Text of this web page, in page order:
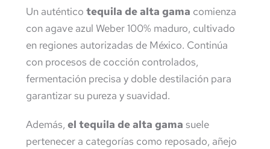
Un auténtico tequila de alta gama comienza
con agave azul Weber 100% maduro, cultivado
en regiones autorizadas de México. Continúa
con procesos de cocción controlados,
fermentación precisa y doble destilación para
garantizar su pureza y suavidad.
Además, el tequila de alta gama suele
pertenecer a categorías como reposado, añejo